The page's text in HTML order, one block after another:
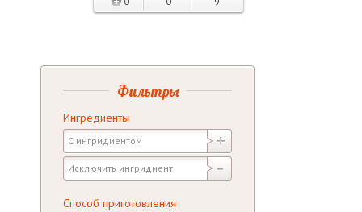
Фильтры
Ингредиенты
Способ приготовления